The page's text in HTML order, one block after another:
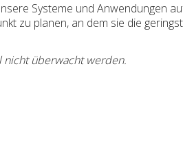
Systeme und Anwendungen
zu planen, an dem sie die
nicht überwacht werden.